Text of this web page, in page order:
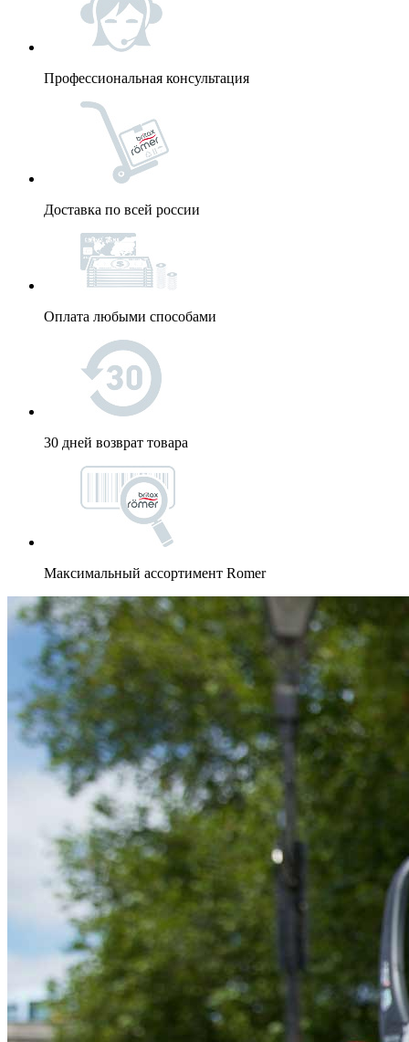
Профессиональная консультация
Доставка по всей россии
Оплата любыми способами
30 дней возврат товара
Максимальный ассортимент Romer